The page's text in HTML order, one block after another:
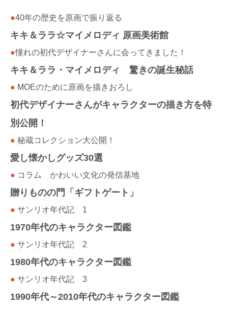
●40年の歴史を原画で振り返る
キキ＆ララ☆マイメロディ 原画美術館
●憧れの初代デザイナーさんに会ってきました！
キキ＆ララ・マイメロディ 驚きの誕生秘話
● MOEのために原画を描きおろし
初代デザイナーさんがキャラクターの描き方を特
別公開！
● 秘蔵コレクション大公開！
愛し懐かしグッズ30選
● コラム かわいい文化の発信基地
贈りものの門「ギフトゲート」
● サンリオ年代記 1
1970年代のキャラクター図鑑
● サンリオ年代記 2
1980年代のキャラクター図鑑
● サンリオ年代記 3
1990年代～2010年代のキャラクター図鑑